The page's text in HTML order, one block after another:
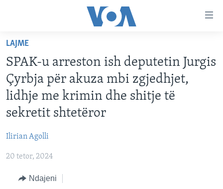
faqen
kryesore
Kalo
tek
faqja
kryesore
tek
KATEGORITË
AMERIKA
BALLKANI
BOTA
MJEDISI
KULTURË
DITARI
Learning English
FOLLOW US
LAJME
SPAK-u arreston ish deputetin Jurgis
Çyrbja për akuza mbi zgjedhjet,
lidhje me krimin dhe shitje të
sekretit shtetëror
Ilirian Agolli
20 tetor, 2024
Ndajeni